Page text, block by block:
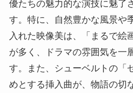
優たちの魅力的な演技に魅了
す。特に、自然豊かな風景や
入れた映像美は、「まるで絵
が多く、ドラマの雰囲気を一
す。また、シューベルトの「
めとする挿入曲が、物語の切